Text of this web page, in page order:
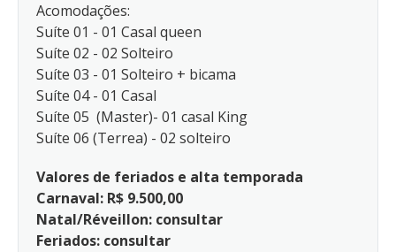
Acomodações:
Suíte 01 - 01 Casal queen
Suíte 02 - 02 Solteiro
Suíte 03 - 01 Solteiro + bicama
Suíte 04 - 01 Casal
Suíte 05 (Master)- 01 casal King
Suíte 06 (Terrea) - 02 solteiro
Valores de feriados e alta temporada
Carnaval: R$ 9.500,00
Natal/Réveillon: consultar
Feriados: consultar